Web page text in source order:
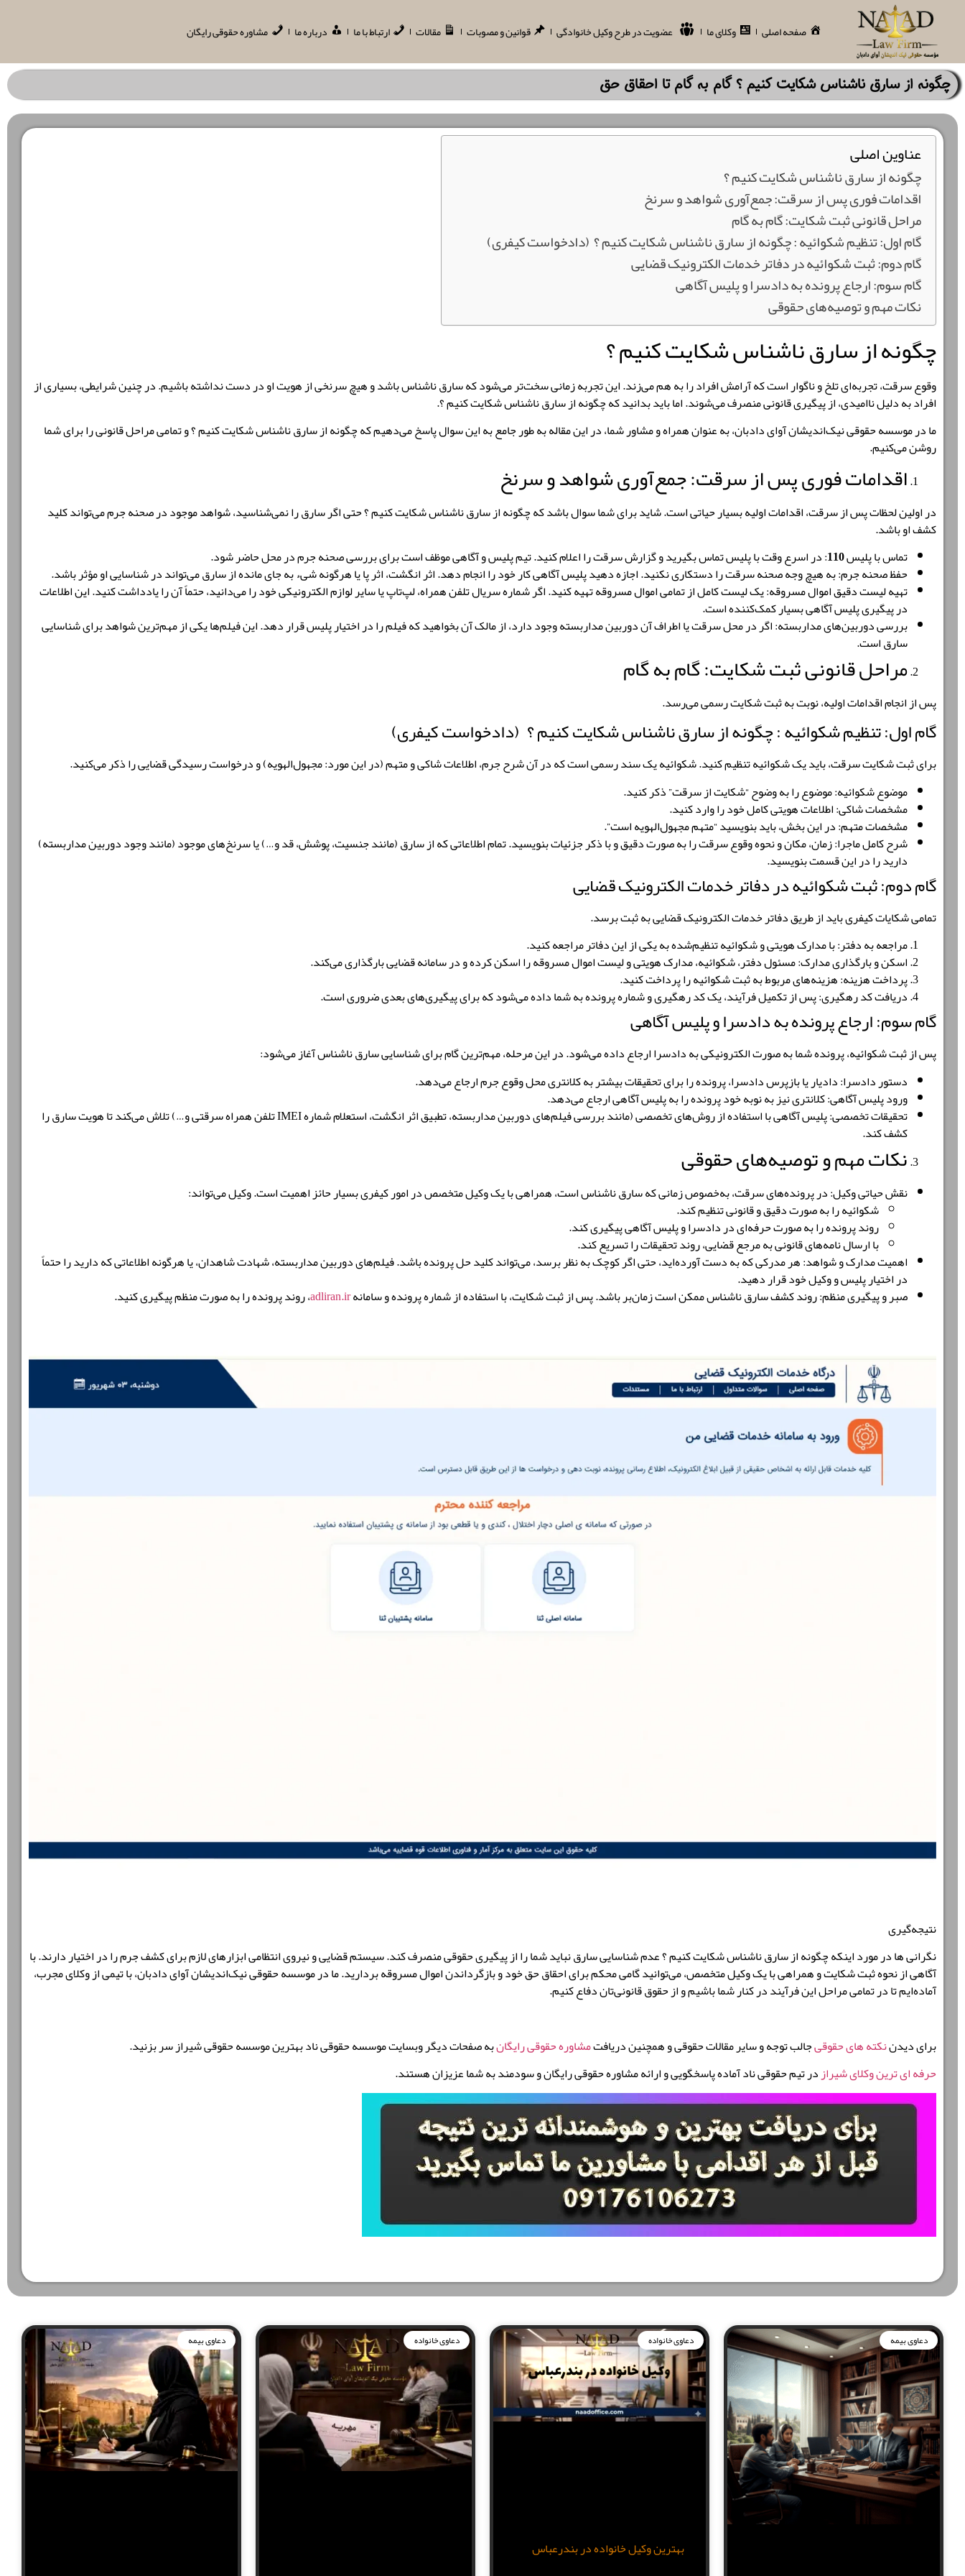
صفحه اصلی وکلای ما عضویت در طرح وکیل خانوادگی قوانین و مصوبات مقالات ارتباط با ما درباره ما مشاوره حقوقی رایگان
چگونه از سارق ناشناس شکایت کنیم ؟ گام به گام تا احقاق حق
عناوین اصلی
چگونه از سارق ناشناس شکایت کنیم ؟
اقدامات فوری پس از سرقت: جمع‌آوری شواهد و سرنخ
مراحل قانونی ثبت شکایت: گام به گام
گام اول: تنظیم شکوائیه : چگونه از سارق ناشناس شکایت کنیم ؟ (دادخواست کیفری)
گام دوم: ثبت شکوائیه در دفاتر خدمات الکترونیک قضایی
گام سوم: ارجاع پرونده به دادسرا و پلیس آگاهی
نکات مهم و توصیه‌های حقوقی
چگونه از سارق ناشناس شکایت کنیم ؟
وقوع سرقت، تجربه‌ای تلخ و ناگوار است که آرامش افراد را به هم می‌زند. این تجربه زمانی سخت‌تر می‌شود که سارق ناشناس باشد و هیچ سرنخی از هویت او در دست نداشته باشیم. در چنین شرایطی، بسیاری از
افراد به دلیل ناامیدی، از پیگیری قانونی منصرف می‌شوند. اما باید بدانید که چگونه از سارق ناشناس شکایت کنیم ؟.
ما درموسسه حقوقی نیک‌اندیشان آوای دادبان، به عنوان همراه و مشاور شما، در این مقاله به طور جامع به این سوال پاسخ می‌دهیم کهچگونه از سارق ناشناس شکایت کنیم ؟و تمامی مراحل قانونی را برای شما
روشن می‌کنیم.
اقدامات فوری پس از سرقت: جمع‌آوری شواهد و سرنخ
در اولین لحظات پس از سرقت، اقدامات اولیه بسیار حیاتی است. شاید برای شما سوال باشد که چگونه از سارق ناشناس شکایت کنیم ؟ حتی اگر سارق را نمی‌شناسید، شواهد موجود در صحنه جرم می‌تواند کلید
کشف او باشد.
تماس با پلیس 110
:در اسرع وقت با پلیس تماس بگیرید و گزارش سرقت را اعلام کنید. تیم پلیس و آگاهی موظف است برای بررسی صحنه جرم در محل حاضر شود.
حفظ صحنه جرم:به هیچ وجه صحنه سرقت را دستکاری نکنید. اجازه دهید پلیس آگاهی کار خود را انجام دهد. اثر انگشت، اثر پا یا هرگونه شیء به جای مانده از سارق می‌تواند در شناسایی او مؤثر باشد.
تهیه لیست دقیق اموال مسروقه:یک لیست کامل از تمامی اموال مسروقه تهیه کنید. اگر شماره سریال تلفن همراه، لپ‌تاپ یا سایر لوازم الکترونیکی خود را می‌دانید، حتماً آن را یادداشت کنید. این اطلاعات
در پیگیری پلیس آگاهی بسیار کمک‌کننده است.
بررسی دوربین‌های مداربسته:اگر در محل سرقت یا اطراف آن دوربین مداربسته وجود دارد، از مالک آن بخواهید که فیلم را در اختیار پلیس قرار دهد. این فیلم‌ها یکی از مهم‌ترین شواهد برای شناسایی
سارق است.
مراحل قانونی ثبت شکایت: گام به گام
پس از انجام اقدامات اولیه، نوبت به ثبت شکایت رسمی می‌رسد.
گام اول: تنظیم شکوائیه : چگونه از سارق ناشناس شکایت کنیم ؟ (دادخواست کیفری)
برای ثبت شکایت سرقت، باید یکشکوائیهتنظیم کنید. شکوائیه یک سند رسمی است که در آن شرح جرم، اطلاعات شاکی و متهم (در این مورد: مجهول‌الهویه) و درخواست رسیدگی قضایی را ذکر می‌کنید.
موضوع شکوائیه:موضوع را به وضوح “شکایت از سرقت” ذکر کنید.
مشخصات شاکی:اطلاعات هویتی کامل خود را وارد کنید.
مشخصات متهم:در این بخش، باید بنویسید “متهم مجهول‌الهویه است”.
شرح کامل ماجرا:زمان، مکان و نحوه وقوع سرقت را به صورت دقیق و با ذکر جزئیات بنویسید. تمام اطلاعاتی که از سارق (مانند جنسیت، پوشش، قد و…) یا سرنخ‌های موجود (مانند وجود دوربین مداربسته)
دارید را در این قسمت بنویسید.
گام دوم: ثبت شکوائیه در دفاتر خدمات الکترونیک قضایی
تمامی شکایات کیفری باید از طریقدفاتر خدمات الکترونیک قضاییبه ثبت برسد.
مراجعه به دفتر:با مدارک هویتی و شکوائیه تنظیم‌شده به یکی از این دفاتر مراجعه کنید.
اسکن و بارگذاری مدارک:مسئول دفتر، شکوائیه، مدارک هویتی و لیست اموال مسروقه را اسکن کرده و در سامانه قضایی بارگذاری می‌کند.
پرداخت هزینه:هزینه‌های مربوط به ثبت شکوائیه را پرداخت کنید.
دریافت کد رهگیری:پس از تکمیل فرآیند، یککد رهگیری و شماره پروندهبه شما داده می‌شود که برای پیگیری‌های بعدی ضروری است.
گام سوم: ارجاع پرونده به دادسرا و پلیس آگاهی
پس از ثبت شکوائیه، پرونده شما به صورت الکترونیکی بهدادسراارجاع داده می‌شود. در این مرحله، مهم‌ترین گام برای شناسایی سارق ناشناس آغاز می‌شود:
دستور دادسرا:دادیار یا بازپرس دادسرا، پرونده را برای تحقیقات بیشتر بهکلانتری محل وقوع جرمارجاع می‌دهد.
ورود پلیس آگاهی:کلانتری نیز به نوبه خود پرونده را بهپلیس آگاهیارجاع می‌دهد.
تحقیقات تخصصی: پلیس آگاهی با استفاده از روش‌های تخصصی (مانند بررسی فیلم‌های دوربین مداربسته، تطبیق اثر انگشت، استعلام شماره IMEI تلفن همراه سرقتی و…) تلاش می‌کند تا هویت سارق را
کشف کند.
نکات مهم و توصیه‌های حقوقی
نقش حیاتی وکیل:در پرونده‌های سرقت، به‌خصوص زمانی که سارق ناشناس است، همراهی با یکوکیل متخصص در امور کیفریبسیار حائز اهمیت است. وکیل می‌تواند:
شکوائیه را به صورت دقیق و قانونی تنظیم کند.
روند پرونده را به صورت حرفه‌ای در دادسرا و پلیس آگاهی پیگیری کند.
با ارسال نامه‌های قانونی به مرجع قضایی، روند تحقیقات را تسریع کند.
اهمیت مدارک و شواهد:هر مدرکی که به دست آورده‌اید، حتی اگر کوچک به نظر برسد، می‌تواند کلید حل پرونده باشد. فیلم‌های دوربین مداربسته، شهادت شاهدان، یا هرگونه اطلاعاتی که دارید را حتماً
در اختیار پلیس و وکیل خود قرار دهید.
صبر و پیگیری منظم:روند کشف سارق ناشناس ممکن است زمان‌بر باشد. پس از ثبت شکایت، با استفاده از شماره پرونده و سامانهadliran.ir، روند پرونده را به صورت منظم پیگیری کنید.
نتیجه‌گیری
نگرانی ها در مورد اینکه چگونه از سارق ناشناس شکایت کنیم ؟ عدم شناسایی سارق نباید شما را از پیگیری حقوقی منصرف کند. سیستم قضایی و نیروی انتظامی ابزارهای لازم برای کشف جرم را در اختیار دارند. با
آگاهی ازنحوه ثبت شکایتو همراهی با یک وکیل متخصص، می‌توانید گامی محکم برای احقاق حق خود و بازگرداندن اموال مسروقه بردارید. ما درموسسه حقوقی نیک‌اندیشان آوای دادبان، با تیمی از وکلای مجرب،
آماده‌ایم تا در تمامی مراحل این فرآیند در کنار شما باشیم و از حقوق قانونی‌تان دفاع کنیم.
برای دیدننکته های حقوقیجالب توجه و سایر مقالات حقوقی و همچنین دریافتمشاوره حقوقی رایگانبه صفحات دیگر وبسایت موسسه حقوقی ناد بهترین موسسه حقوقی شیراز سر بزنید.
حرفه ای ترین وکلای شیرازدر تیم حقوقی ناد آماده پاسخگویی و ارائه مشاوره حقوقی رایگان و سودمند به شما عزیزان هستند.
دعاوی بیمه دعاوی خانواده
بهترین وکیل خانواده در بندرعباس
دعاوی خانواده دعاوی بیمه